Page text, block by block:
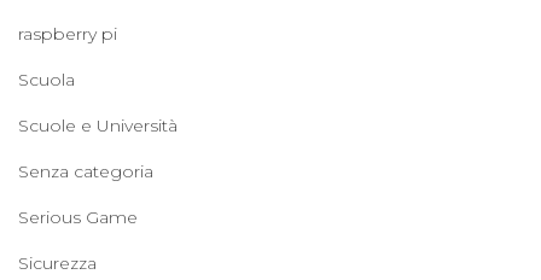
raspberry pi
Scuola
Scuole e Università
Senza categoria
Serious Game
Sicurezza